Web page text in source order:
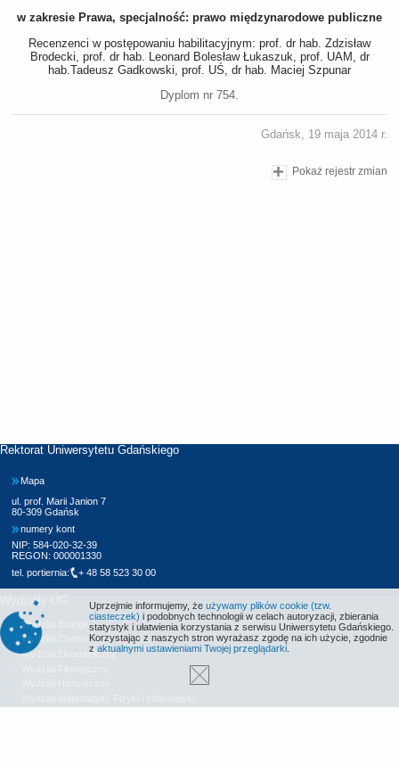
w zakresie Prawa, specjalność: prawo międzynarodowe publiczne
Recenzenci w postępowaniu habilitacyjnym: prof. dr hab. Zdzisław
Brodecki, prof. dr hab. Leonard Bolesław Łukaszuk, prof. UAM, dr
hab.Tadeusz Gadkowski, prof. UŚ, dr hab. Maciej Szpunar
Dyplom nr 754.
Gdańsk, 19 maja 2014 r.
Pokaż rejestr zmian
Rektorat Uniwersytetu Gdańskiego
Mapa
ul. prof. Marii Janion 7
80-309 Gdańsk
numery kont
NIP: 584-020-32-39
REGON: 000001330
tel. portiernia:
+ 48 58 523 30 00
Wydziały UG
Wydział Biologii
Wydział Chemii
Wydział Ekonomiczny
Uprzejmie informujemy, że używamy plików cookie (tzw.
ciasteczek) i podobnych technologii w celach autoryzacji, zbierania
statystyk i ułatwienia korzystania z serwisu Uniwersytetu Gdańskiego.
Korzystając z naszych stron wyrażasz zgodę na ich użycie, zgodnie
z aktualnymi ustawieniami Twojej przeglądarki